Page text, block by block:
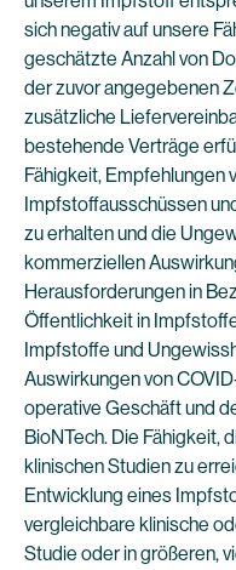
sich negativ auf unsere
geschätzte Anzahl von
der zuvor angegebenen
zusätzliche
bestehende Verträge
Fähigkeit, Empfehlungen
Impfstoffausschüssen
zu erhalten und die
kommerziellen
Herausforderungen in
Öffentlichkeit in
Impfstoffe und
Auswirkungen von
operative Geschäft und
BioNTech. Die Fähigkeit,
klinischen Studien zu
Entwicklung eines
vergleichbare klinische
Studie oder in größeren,